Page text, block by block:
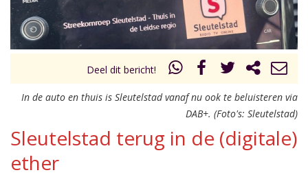
Deel dit bericht!
In de auto en thuis is Sleutelstad vanaf nu ook te beluisteren via
DAB+. (Foto's: Sleutelstad)
Sleutelstad terug in de (digitale)
ether